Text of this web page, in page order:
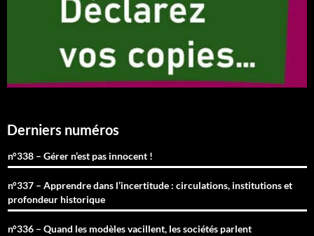
Derniers numéros
n°338 – Gérer n’est pas innocent !
n°337 – Apprendre dans l’incertitude : circulations, institutions et
profondeur historique
n°336 – Quand les modèles vacillent, les sociétés parlent